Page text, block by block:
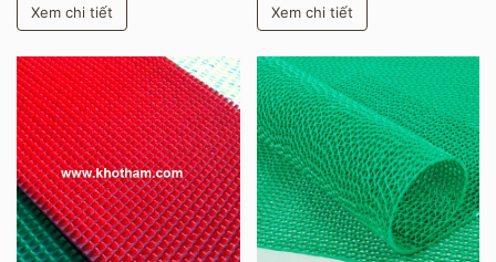
Xem chi tiết Xem chi tiết